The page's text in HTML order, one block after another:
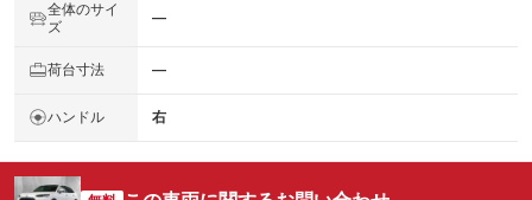
全体のサイ
ズ
―
荷台寸法 ―
ハンドル 右